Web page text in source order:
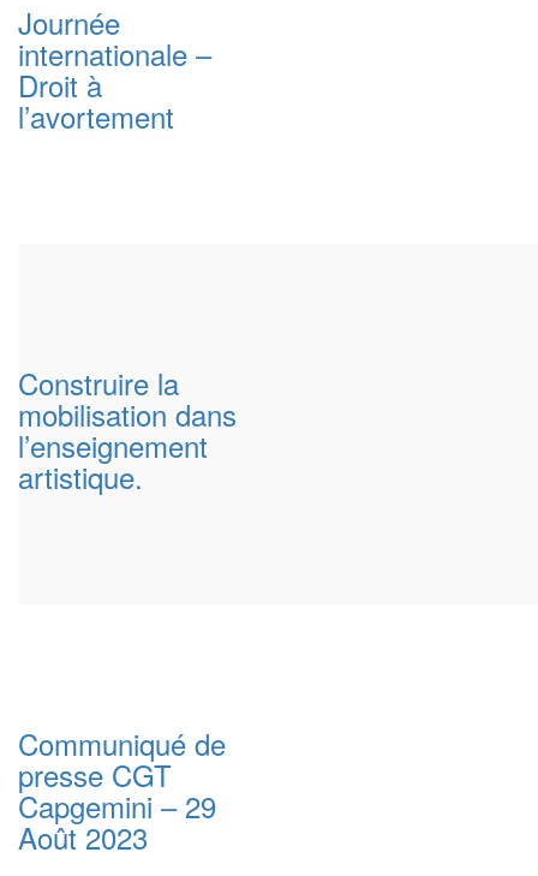
Journée
internationale –
Droit à
l’avortement
Construire la
mobilisation dans
l’enseignement
artistique.
Communiqué de
presse CGT
Capgemini – 29
Août 2023